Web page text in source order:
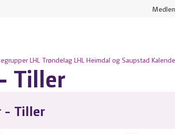
LHL Trøndelag LHL Heimdal og Saupstad
Tiller
- Tiller